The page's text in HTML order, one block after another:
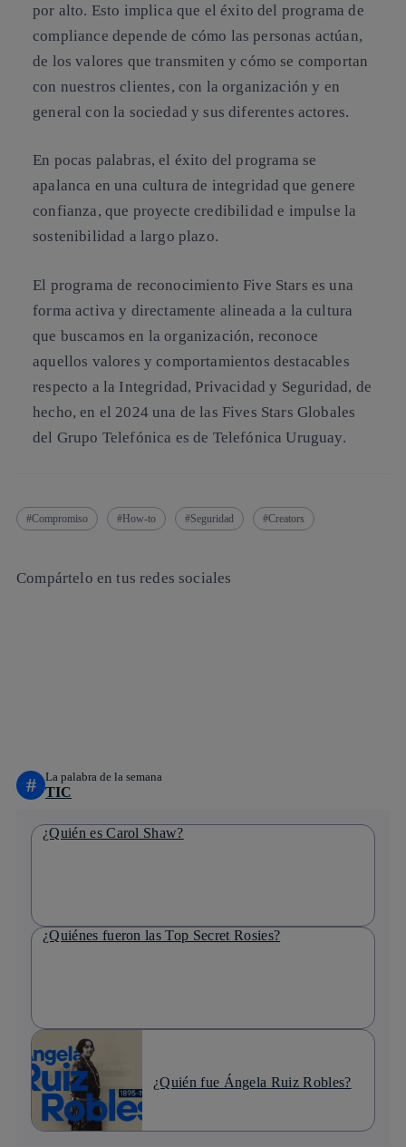
por alto. Esto implica que el éxito del programa de
compliance depende de cómo las personas actúan,
de los valores que transmiten y cómo se comportan
con nuestros clientes, con la organización y en
general con la sociedad y sus diferentes actores.
En pocas palabras, el éxito del programa se
apalanca en una cultura de integridad que genere
confianza, que proyecte credibilidad e impulse la
sostenibilidad a largo plazo.
El programa de reconocimiento Five Stars es una
forma activa y directamente alineada a la cultura
que buscamos en la organización, reconoce
aquellos valores y comportamientos destacables
respecto a la Integridad, Privacidad y Seguridad, de
hecho, en el 2024 una de las Fives Stars Globales
del Grupo Telefónica es de Telefónica Uruguay.
Compromiso How-to Seguridad Creators
Compártelo en tus redes sociales
# La palabra de la semana
TIC
¿Quién es Carol Shaw?
¿Quiénes fueron las Top Secret Rosies?
¿Quién fue Ángela Ruiz Robles?